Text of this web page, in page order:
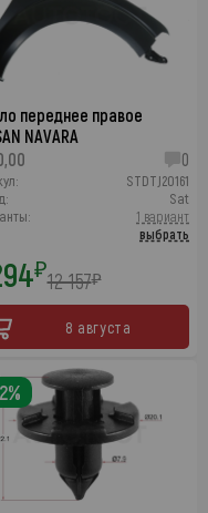
переднее правое
NAVARA
0
STDTJ20161
Sat
1 вариант
выбрать
₽12 157₽
8 августа